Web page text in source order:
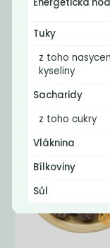
405Kč/ Kg
Tuky
z toho
kyseliny
Sacharidy
z toho cukry
Vláknina
Bílkoviny
Sůl